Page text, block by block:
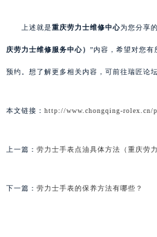
上述就是重庆劳力士维修中心为您分享
庆劳力士维修服务中心） ”内容，希望对您
预约。想了解更多相关内容，可前往瑞匠论
本文链接： http://www.chongqing-rolex.cn/
上一篇： 劳力士手表点油具体方法（重庆劳
下一篇： 劳力士手表的保养方法有哪些？